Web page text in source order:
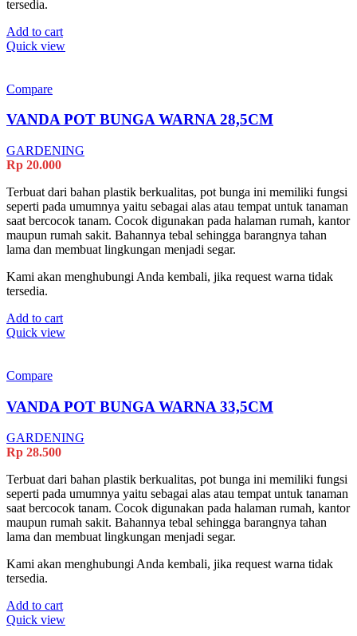
tersedia.
Add to cart
Quick view
Compare
VANDA POT BUNGA WARNA 28,5CM
GARDENING
Rp 20.000
Terbuat dari bahan plastik berkualitas, pot bunga ini memiliki fungsi
seperti pada umumnya yaitu sebagai alas atau tempat untuk tanaman
saat bercocok tanam. Cocok digunakan pada halaman rumah, kantor
maupun rumah sakit. Bahannya tebal sehingga barangnya tahan
lama dan membuat lingkungan menjadi segar.
Kami akan menghubungi Anda kembali, jika request warna tidak
tersedia.
Add to cart
Quick view
Compare
VANDA POT BUNGA WARNA 33,5CM
GARDENING
Rp 28.500
Terbuat dari bahan plastik berkualitas, pot bunga ini memiliki fungsi
seperti pada umumnya yaitu sebagai alas atau tempat untuk tanaman
saat bercocok tanam. Cocok digunakan pada halaman rumah, kantor
maupun rumah sakit. Bahannya tebal sehingga barangnya tahan
lama dan membuat lingkungan menjadi segar.
Kami akan menghubungi Anda kembali, jika request warna tidak
tersedia.
Add to cart
Quick view